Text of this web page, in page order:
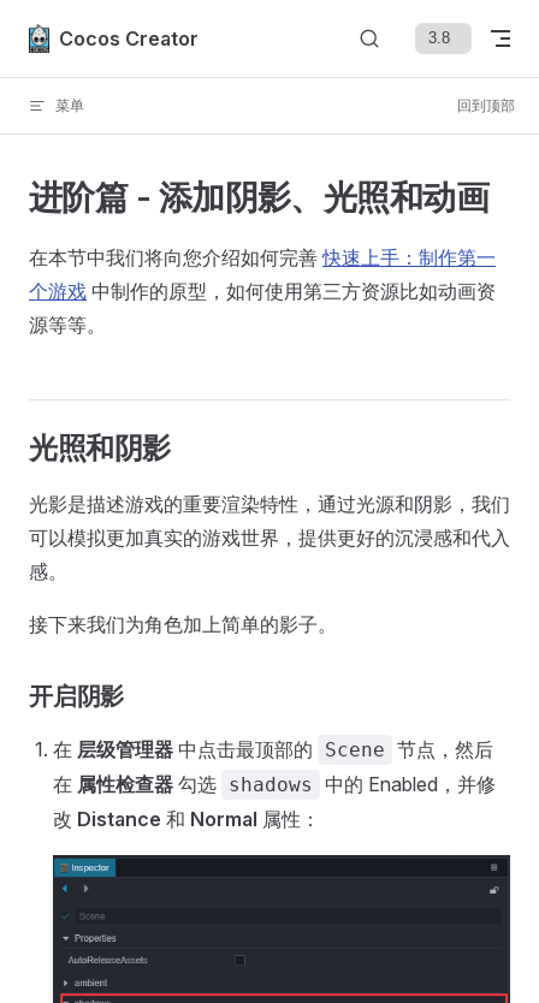
Skip to content
Cocos Creator
菜单 回到顶部
进阶篇 - 添加阴影、光照和动画
在本节中我们将向您介绍如何完善快速上手：制作第一
个游戏 中制作的原型，如何使用第三方资源比如动画资
源等等。
光照和阴影
光影是描述游戏的重要渲染特性，通过光源和阴影，我们
可以模拟更加真实的游戏世界，提供更好的沉浸感和代入
感。
接下来我们为角色加上简单的影子。
开启阴影
在 层级管理器 中点击最顶部的 Scene 节点，然后
在 属性检查器 勾选 shadows
中的 Enabled，并修
改 Distance 和 Normal 属性：